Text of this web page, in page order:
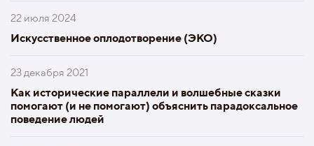
22 июля 2024
Искусственное оплодотворение (ЭКО)
23 декабря 2021
Как исторические параллели и волшебные сказки
помогают (и не помогают) объяснить парадоксальное
поведение людей